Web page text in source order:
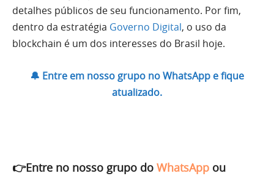
detalhes públicos de seu funcionamento. Por fim,
dentro da estratégia Governo Digital, o uso da
blockchain é um dos interesses do Brasil hoje.
🔔 Entre em nosso grupo no WhatsApp e fique
atualizado.
👉Entre no nosso grupo do WhatsApp ou